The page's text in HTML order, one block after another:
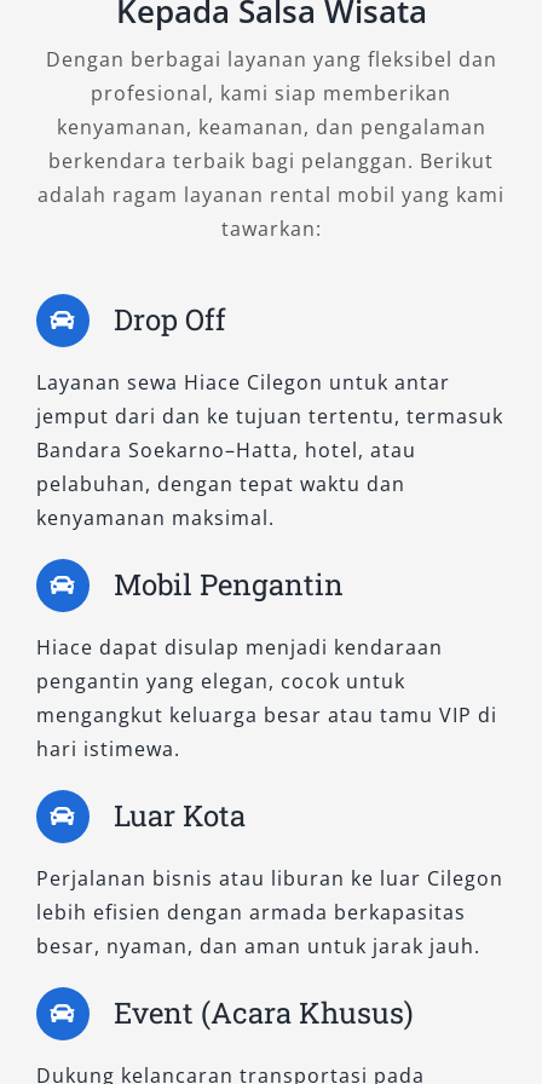
3. Hiace Commuter
Untuk kebutuhan transportasi berkapasitas
besar dengan harga yang lebih terjangkau,
Hiace Commuter adalah pilihan ideal.
luas hingga 15 orang, sehingga sangat pas
untuk kegiatan wisata keluarga, studi tour
sekolah, atau perjalanan kerja tim dalam
jumlah besar.
Meskipun lebih ekonomis, kenyamanan tetap
menjadi prioritas. Kursi empuk, sirkulasi udara
yang baik, serta bagasi cukup luas untuk
membawa perlengkapan perjalanan
menjadikan rental mobil Hiace Commuter
penggunaannya memungkinkan pelanggan
memanfaatkannya untuk perjalanan jarak
dekat maupun jarak jauh.
Dengan kombinasi harga yang ramah di
kantong dan daya tampung yang besar, sewa
mengorbankan kenyamanan dan keamanan.
Perjalanan Nyaman untuk Setiap
Kebutuhan
Kepada Salsa Wisata
Dengan berbagai layanan yang fleksibel dan
profesional, kami siap memberikan
kenyamanan, keamanan, dan pengalaman
berkendara terbaik bagi pelanggan. Berikut
adalah ragam layanan rental mobil yang kami
tawarkan:
Drop Off
Layanan sewa Hiace Cilegon untuk antar
jemput dari dan ke tujuan tertentu, termasuk
Bandara Soekarno–Hatta, hotel, atau
pelabuhan, dengan tepat waktu dan
kenyamanan maksimal.
Mobil Pengantin
Hiace dapat disulap menjadi kendaraan
pengantin yang elegan, cocok untuk
mengangkut keluarga besar atau tamu VIP di
hari istimewa.
Luar Kota
Perjalanan bisnis atau liburan ke luar Cilegon
lebih efisien dengan armada berkapasitas
besar, nyaman, dan aman untuk jarak jauh.
Event (Acara Khusus)
Dukung kelancaran transportasi pada